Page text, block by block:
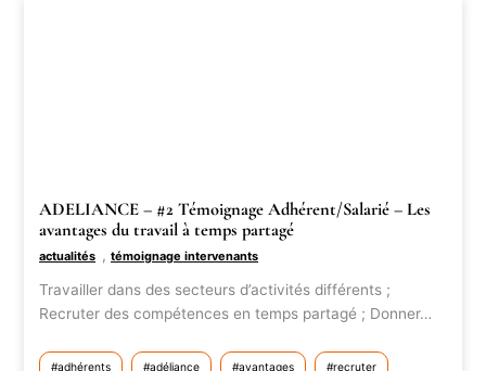
ADELIANCE – #2 Témoignage Adhérent/Salarié – Les
avantages du travail à temps partagé
actualités ,témoignage intervenants
Travailler dans des secteurs d’activités différents ;
Recruter des compétences en temps partagé ; Donner…
adhérents adéliance avantages recruter